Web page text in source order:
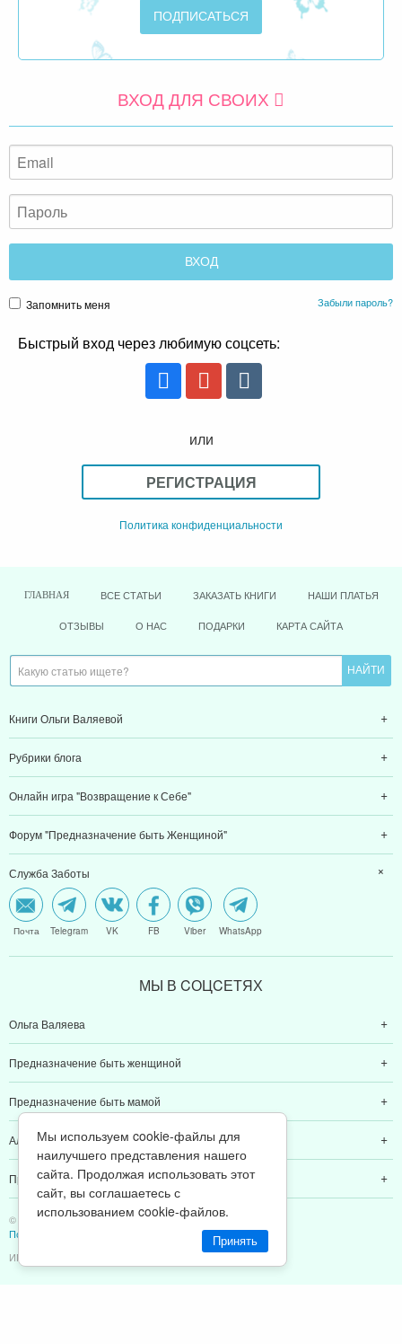
ВХОД ДЛЯ СВОИХ
Запомнить меня Забыли пароль?
Быстрый вход через любимую соцсеть:
или
РЕГИСТРАЦИЯ
Политика конфиденциальности
ГЛАВНАЯ ВСЕ СТАТЬИ ЗАКАЗАТЬ КНИГИ НАШИ ПЛАТЬЯ
ОТЗЫВЫ О НАС ПОДАРКИ КАРТА САЙТА
Книги Ольги Валяевой
Рубрики блога
Онлайн игра "Возвращение к Себе"
Форум "Предназначение быть Женщиной"
Служба Заботы
Почта Telegram VK FB Viber WhatsApp
МЫ В CОЦCЕТЯХ
Ольга Валяева
Предназначение быть женщиной
Предназначение быть мамой
Алексей Валяев
Предназначение быть папой
© 2011-2026 Предназначение быть Женщиной
Политика конфиденциальности
ИП Валяев А. В. | ИНН 380111808709
Мы используем cookie-файлы для
наилучшего представления нашего
сайта. Продолжая использовать этот
сайт, вы соглашаетесь с
использованием cookie-файлов.
Принять